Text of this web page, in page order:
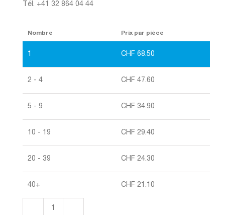
Tél. +41 32 864 04 44
Nombre Prix par pièce
1 CHF 68.50
2 - 4 CHF 47.60
5 - 9 CHF 34.90
10 - 19 CHF 29.40
20 - 39 CHF 24.30
40+ CHF 21.10